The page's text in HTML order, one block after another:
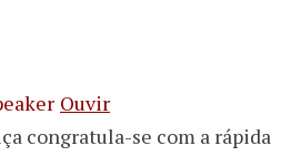
Ouvir
congratula-se com a rápida